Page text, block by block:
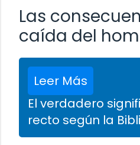
Las
caída del
Leer Más
El verdadero
recto según la